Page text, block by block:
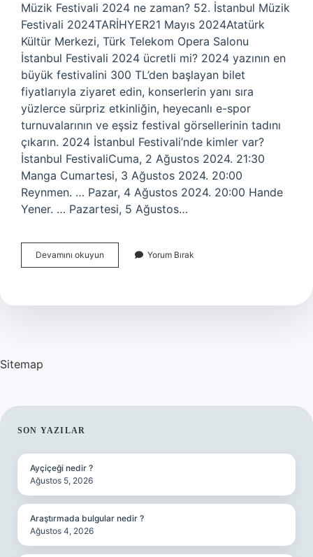
Müzik Festivali 2024 ne zaman? 52. İstanbul Müzik
Festivali 2024TARİHYER21 Mayıs 2024Atatürk
Kültür Merkezi, Türk Telekom Opera Salonu
İstanbul Festivali 2024 ücretli mi? 2024 yazının en
büyük festivalini 300 TL’den başlayan bilet
fiyatlarıyla ziyaret edin, konserlerin yanı sıra
yüzlerce sürpriz etkinliğin, heyecanlı e-spor
turnuvalarının ve eşsiz festival görsellerinin tadını
çıkarın. 2024 İstanbul Festivali’nde kimler var?
İstanbul FestivaliCuma, 2 Ağustos 2024. 21:30
Manga Cumartesi, 3 Ağustos 2024. 20:00
Reynmen. … Pazar, 4 Ağustos 2024. 20:00 Hande
Yener. … Pazartesi, 5 Ağustos…
Devamını okuyun İStanbul
Festivali
Sürüyor
Yorum Bırak
Sitemap
SIDEBAR
SON YAZILAR
Ayçiçeği nedir ?
Ağustos 5, 2026
Araştırmada bulgular nedir ?
Ağustos 4, 2026